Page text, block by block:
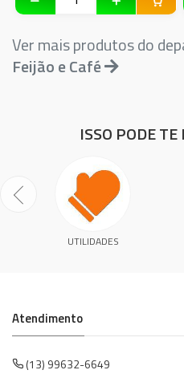
Ver mais produtos do
Feijão e Café
ISSO PODE
UTILIDADES
Atendimento
(13) 99632-6649